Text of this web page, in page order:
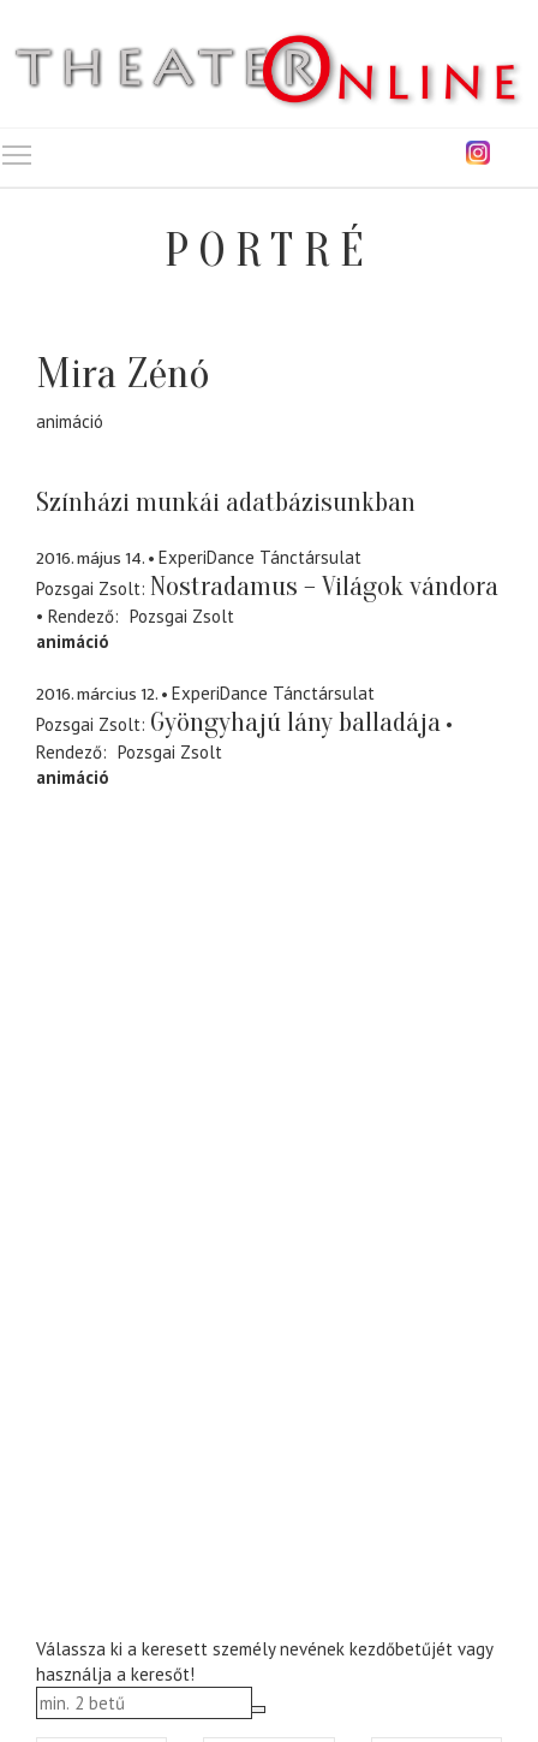
PORTRÉ
Mira Zénó
animáció
Színházi munkái adatbázisunkban
2016. május 14.
ExperiDance Tánctársulat
Pozsgai Zsolt Nostradamus – Világok vándora
Rendező
Pozsgai Zsolt
animáció
2016. március 12.
ExperiDance Tánctársulat
Pozsgai Zsolt Gyöngyhajú lány balladája
Rendező
Pozsgai Zsolt
animáció
Válassza ki a keresett személy nevének kezdőbetűjét vagy
használja a keresőt!